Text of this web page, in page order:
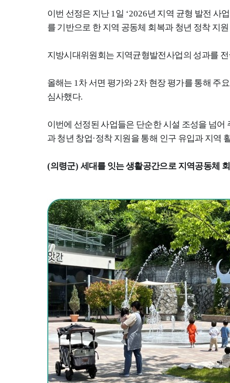
이번 선정은 지난 1일 ‘2026년 지역 균형 발전 사
를 기반으로 한 지역 공동체 회복과 청년 정착 지
지방시대위원회는 지역균형발전사업의 성과를
올해는 1차 서면 평가와2차 현장 평가를 통해 주
심사했다.
이번에 선정된 사업들은 단순한 시설 조성을 넘
과 청년 창업·정착 지원을 통해 인구 유입과 지역
(의령군) 세대를 잇는 생활공간으로 지역공동체